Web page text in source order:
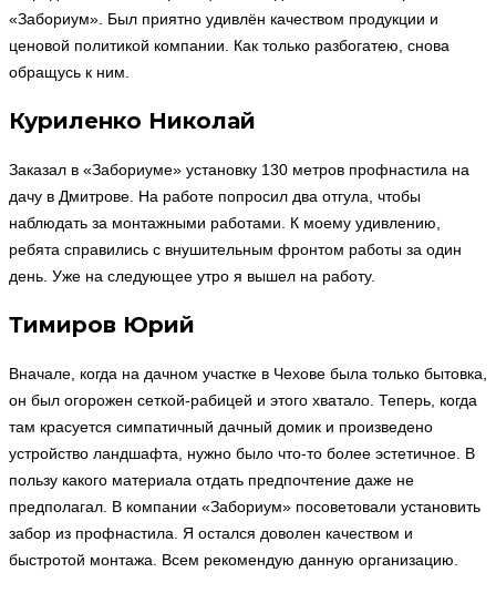
«Забориум». Был приятно удивлён качеством продукции и
ценовой политикой компании. Как только разбогатею, снова
обращусь к ним.
Куриленко Николай
Заказал в «Забориуме» установку 130 метров профнастила на
дачу в Дмитрове. На работе попросил два отгула, чтобы
наблюдать за монтажными работами. К моему удивлению,
ребята справились с внушительным фронтом работы за один
день. Уже на следующее утро я вышел на работу.
Тимиров Юрий
Вначале, когда на дачном участке в Чехове была только бытовка,
он был огорожен сеткой-рабицей и этого хватало. Теперь, когда
там красуется симпатичный дачный домик и произведено
устройство ландшафта, нужно было что-то более эстетичное. В
пользу какого материала отдать предпочтение даже не
предполагал. В компании «Забориум» посоветовали установить
забор из профнастила. Я остался доволен качеством и
быстротой монтажа. Всем рекомендую данную организацию.